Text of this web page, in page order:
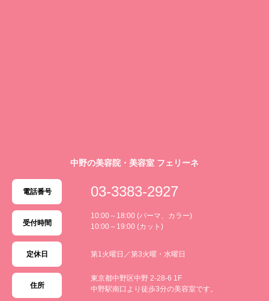
中野の美容院・美容室 フェリーネ
電話番号 03-3383-2927
受付時間
10:00～18:00 (パーマ、カラー)
10:00～19:00 (カット)
定休日 第1火曜日／第3火曜・水曜日
住所
東京都中野区中野 2-28-6 1F
中野駅南口より徒歩3分の美容室です。